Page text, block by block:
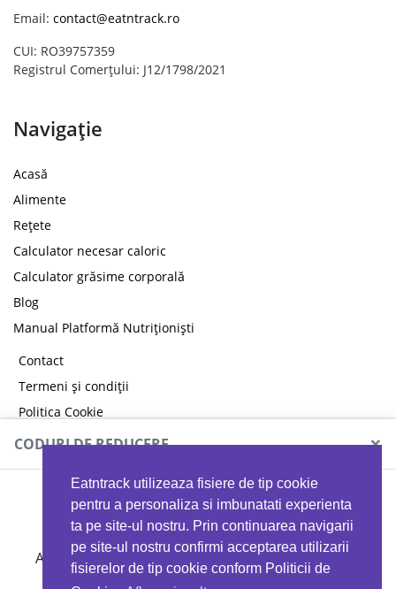
Eatntrack utilizeaza fisiere de tip cookie
pentru a personaliza si imbunatati experienta
ta pe site-ul nostru. Prin continuarea navigarii
pe site-ul nostru confirmi acceptarea utilizarii
fisierelor de tip cookie conform Politicii de
Email: contact@eatntrack.ro
CUI: RO39757359
Registrul Comerțului: J12/1798/2021
Navigație
Acasă
Alimente
Rețete
Calculator necesar caloric
Calculator grăsime corporală
Blog
Manual Platformă Nutriționiști
Contact
Termeni și condiții
Politica Cookie
Politica de confidențialitate
CODURI DE REDUCERE ×
MYPROTEIN
Ai 40%reducere la orice comandă folosind codul
EATTRACK